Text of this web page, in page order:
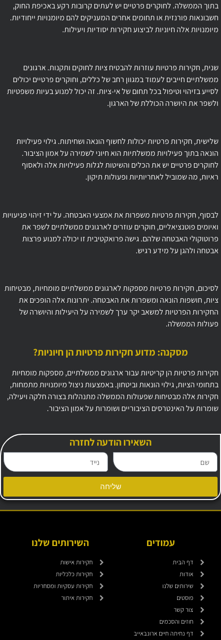
בתוך הממשלה. לחוקרים פרטיים יש לעתים קרובות רקע באכיפת החוק,
חשבונאות פורנזית או תחומים אחרים המעניקים להם מיומנויות ייחודיות.
מיומנויות אלה חיוניות לביצוע חקירות יסודיות ויעילות.
שנית, חקירות פרטיות עוזרות להבטיח ציות לחוקים ותקנות. ארגונים
ממשלתיים חייבים לעמוד במגוון רחב של כללים, וחוקרים פרטיים יכולים
לסייע בזיהוי וטיפול בכל תחום של אי-ציות. זה יכול למנוע בעיות משפטיות
ולשפר את היושרה הכוללת של הארגון.
שלישית, חקירות פרטיות יכולות לחשוף הונאה ושחיתות. גילוי פעילויות
הונאה בתוך פעילויות ממשלתיות הוא חיוני לשמירה על אמון הציבור.
לחוקרים פרטיים יש את הכלים והשיטות לגלות פעילויות אלה ולאסוף
ראיות, מה שמוביל לאחריותיות ופעולות תיקון.
לבסוף, חקירות פרטיות משפרות את אמצעי האבטחה. על ידי זיהוי פגיעויות
ואיומים פוטנציאליים, חוקרים עוזרים לארגונים ממשלתיים לשפר את
פרוטוקולי האבטחה שלהם. גישה פרואקטיבית זו יכולה למנוע פרצות
אבטחה ולהגן על מידע רגיש.
לסיכום, חקירות פרטיות מספקות לארגונים ממשלתיים מומחיות, מבטיחות
ציות, חושפות הונאה ומשפרות את האבטחה. יתרונות אלה הופכים את
החקירות הפרטיות למשאב יקר ערך לשמירה על היעילות והיושרה של
פעולות הממשלה.
מסקנה: מדוע חקירות פרטיות הן חיוניות?
חקירות פרטיות הן קריטיות עבור ארגונים ממשלתיים, מספקות מומחיות
בתחומי הציות, גילוי הונאות וביטחון. באמצעות ניצול מיומנויות מתמחות,
חקירות אלה מבטיחות שפעולות הממשלה מתנהלות בצורה חלקה ויעילה,
שומרות על האינטרסים הציבוריים ושומרות על אמון הציבור.
השאירו הודעה לחזרה
שליחה
עמודים
דף הבית
אודות
שירותים שלנו
פוסטים
צור קשר
חוזים והסכמים
דף נחיתה חיים ארונבאייב
השירותים שלנו
חקירות אישות
חקירות כלכליות
חקירות עסקיות ומסחריות
חקירות איתור